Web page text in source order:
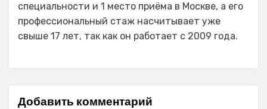
специальности и 1 место приёма в Москве, а его
профессиональный стаж насчитывает уже
свыше 17 лет, так как он работает с 2009 года.
Добавить комментарий